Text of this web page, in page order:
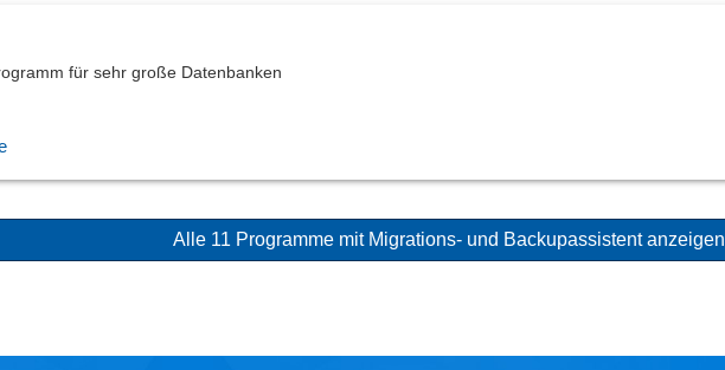
für sehr große Datenbanken
Alle 11 Programme mit Migrations- und Backupassistent anzeigen